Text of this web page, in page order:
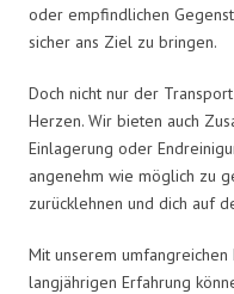
oder empfindlichen
sicher ans Ziel zu bringen.
Doch nicht nur der
Herzen. Wir bieten auch
Einlagerung oder
angenehm wie möglich zu
zurücklehnen und dich auf
Mit unserem
langjährigen Erfahrung